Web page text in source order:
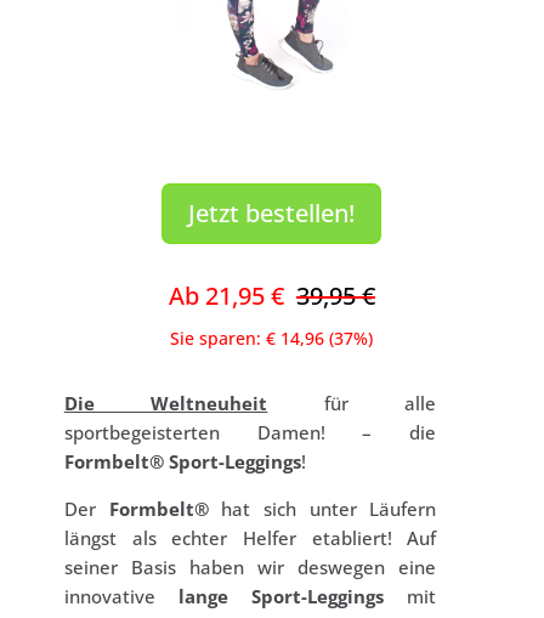
Jetzt bestellen!
Ab 21,95 € 39,95 €
Sie sparen: € 14,96 (37%)
Die Weltneuheit für alle
sportbegeisterten Damen! – die
Formbelt® Sport-Leggings!
Der Formbelt®hat sich unter Läufern
längst als echter Helfer etabliert! Auf
seiner Basis haben wir deswegen eine
innovative lange Sport-Leggings mit